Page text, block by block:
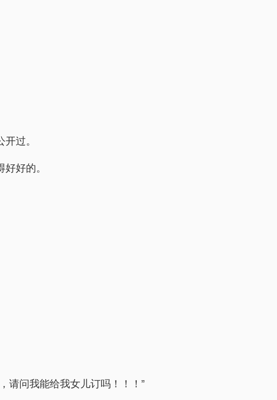
过。
好的。
请问我能给我女儿订吗！！！”